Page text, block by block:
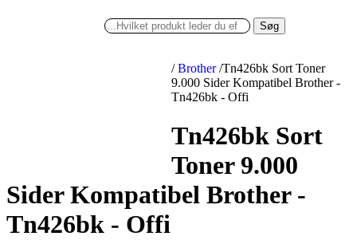
Søg
/ Brother /Tn426bk Sort Toner
9.000 Sider Kompatibel Brother -
Tn426bk - Offi
Tn426bk Sort
Toner 9.000
Sider Kompatibel Brother -
Tn426bk - Offi